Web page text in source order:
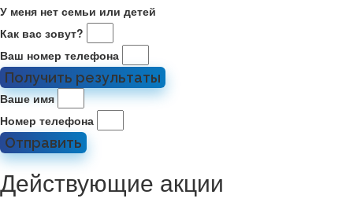
У меня нет семьи или детей
Как вас зовут?
Ваш номер телефона
Получить результаты
Ваше имя
Номер телефона
Отправить
Действующие акции